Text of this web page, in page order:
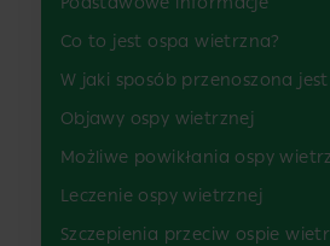
Co to jest ospa wietrzna?
W jaki sposób przenoszona
Objawy ospy wietrznej
Możliwe powikłania ospy
Leczenie ospy wietrznej
Szczepienia przeciw ospie